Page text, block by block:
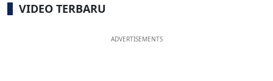
VIDEO TERBARU
ADVERTISEMENTS